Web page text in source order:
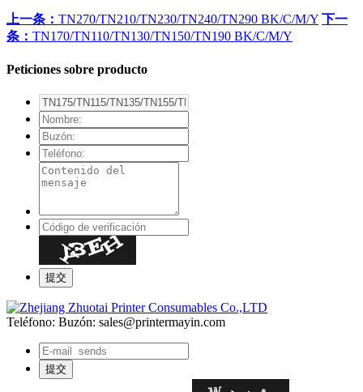
上一条： TN270/TN210/TN230/TN240/TN290 BK/C/M/Y 下一
条： TN170/TN110/TN130/TN150/TN190 BK/C/M/Y
Peticiones sobre producto
Teléfono: Buzón: sales@printermayin.com